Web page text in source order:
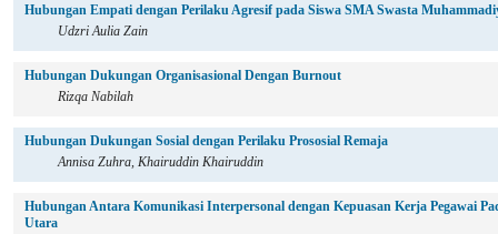
Hubungan Empati dengan Perilaku Agresif pada Siswa SMA Swasta
Udzri Aulia Zain
Hubungan Dukungan Organisasional Dengan Burnout
Rizqa Nabilah
Hubungan Dukungan Sosial dengan Perilaku Prososial Remaja
Annisa Zuhra, Khairuddin Khairuddin
Hubungan Antara Komunikasi Interpersonal dengan Kepuasan Kerja Pegawai
Utara